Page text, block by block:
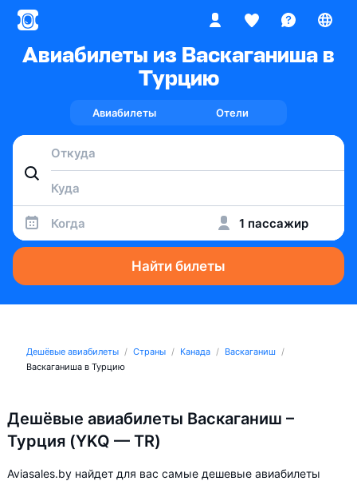
Авиабилеты из Васкаганиша в
Турцию
Авиабилеты Отели
Когда 1 пассажир
Найти билеты
Дешёвые авиабилеты Страны Канада
Васкаганиш
Васкаганиша в Турцию
Дешёвые авиабилеты Васкаганиш –
Турция (YKQ — TR)
Aviasales.by найдет для вас самые дешевые авиабилеты